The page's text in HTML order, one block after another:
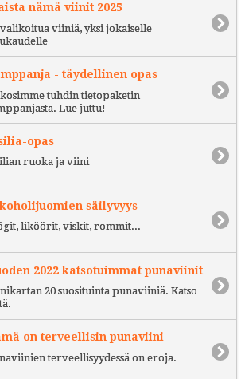
nämä viinit 2025
valikoitua viiniä, yksi jokaiselle
- täydellinen opas
tuhdin tietopaketin
Lue juttu!
opas
ruoka ja viini
säilyvyys
liköörit, viskit, rommit...
2022 katsotuimmat punaviinit
20 suosituinta punaviiniä. Katso
on terveellisin punaviini
terveellisyydessä on eroja.